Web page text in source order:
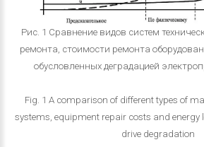
Рис. 1 Сравнение видов систем
ремонта, стоимости ремонта
обусловленных деградацией
Fig. 1 A comparison of different types of
systems, equipment repair costs and energy
drive degradation